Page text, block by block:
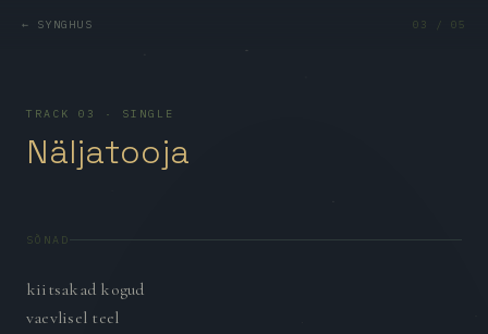
← SYNGHUS 03 / 05
TRACK 03 · SINGLE
Näljatooja
SÕNAD
kiitsakad kogud
vaevlisel teel